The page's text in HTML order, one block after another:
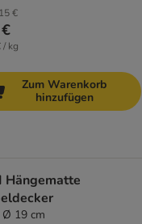
€
/ kg
Zum Warenkorb
hinzufügen
Hängematte
Ø 19 cm